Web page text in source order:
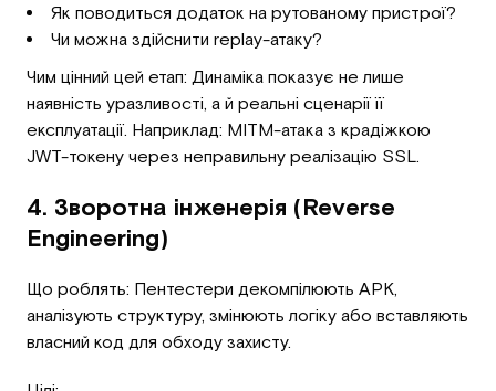
Як поводиться додаток на рутованому пристрої?
Чи можна здійснити replay-атаку?
Чим цінний цей етап: Динаміка показує не лише
наявність уразливості, а й реальні сценарії її
експлуатації. Наприклад: MITM-атака з крадіжкою
JWT-токену через неправильну реалізацію SSL.
4. Зворотна інженерія (Reverse
Engineering)
Що роблять: Пентестери декомпілюють APK,
аналізують структуру, змінюють логіку або вставляють
власний код для обходу захисту.